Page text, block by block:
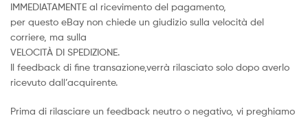
IMMEDIATAMENTE al ricevimento del pagamento,
per questo eBay non chiede un giudizio sulla velocità del
corriere, ma sulla
VELOCITÀ DI SPEDIZIONE.
Il feedback di fine transazione,verrà rilasciato solo dopo averlo
ricevuto dall’acquirente.
Prima di rilasciare un feedback neutro o negativo, vi preghiamo